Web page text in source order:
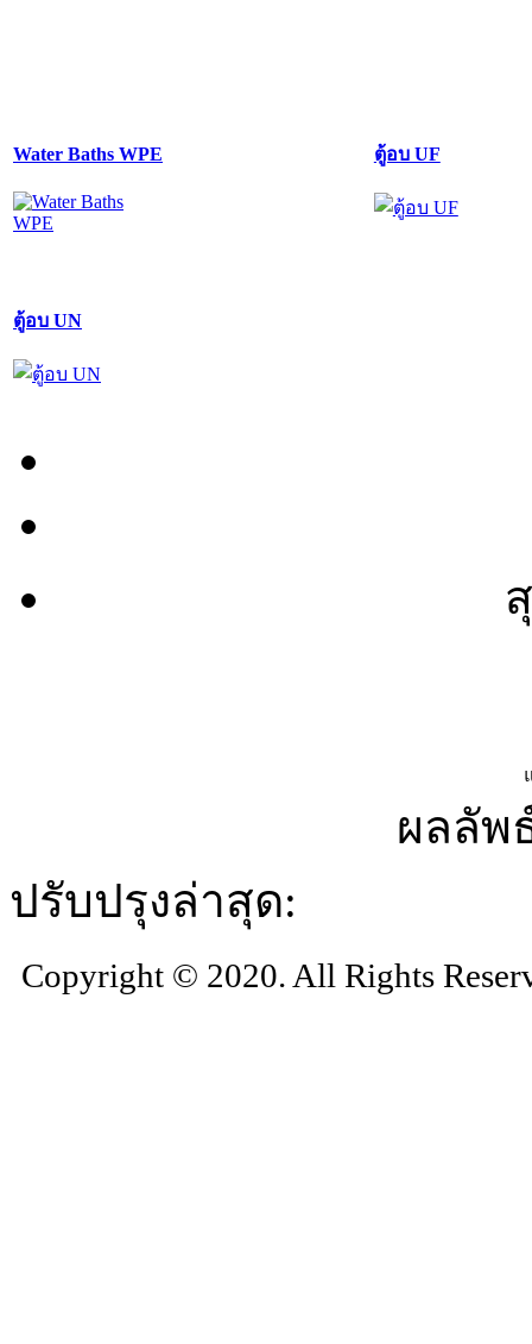
Water Baths WPE ตู้อบ UF
ตู้อบ UN
ผลลัพ
ปรับปรุงล่าสุด:
Copyright © 2020. All Rights